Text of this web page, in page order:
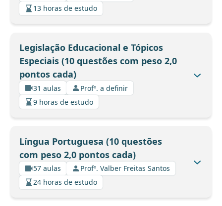
13 horas de estudo
Legislação Educacional e Tópicos
Especiais (10 questões com peso 2,0
pontos cada)
31 aulas
Profº. a definir
9 horas de estudo
Língua Portuguesa (10 questões
com peso 2,0 pontos cada)
57 aulas
Profº. Valber Freitas Santos
24 horas de estudo